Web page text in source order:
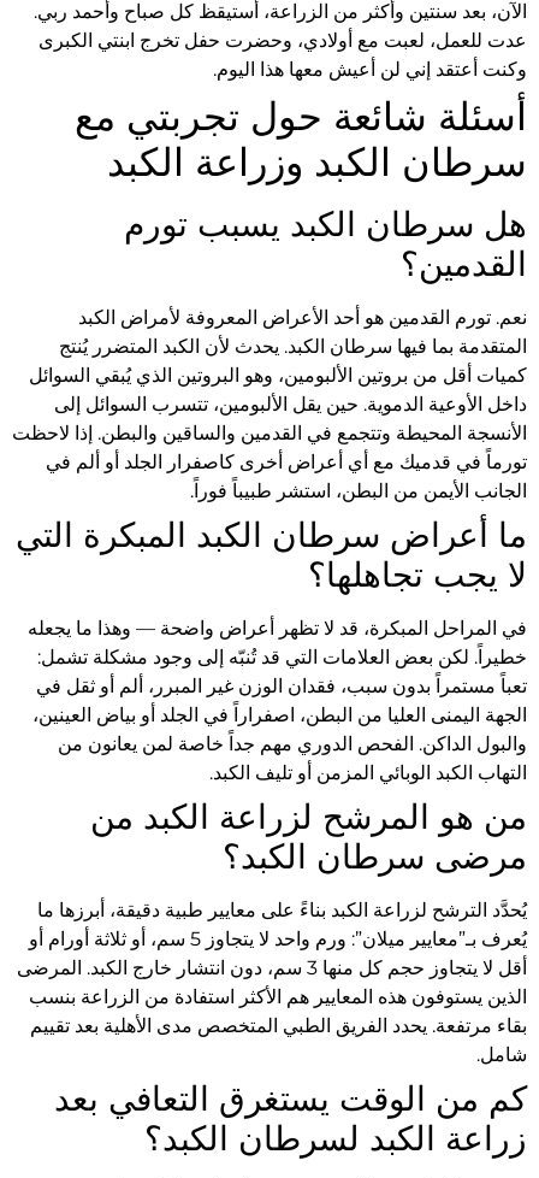
الآن، بعد سنتين وأكثر من الزراعة، أستيقظ كل صباح وأحمد ربي.
عدت للعمل، لعبت مع أولادي، وحضرت حفل تخرج ابنتي الكبرى
وكنت أعتقد إني لن أعيش معها هذا اليوم.
أسئلة شائعة حول تجربتي مع
سرطان الكبد وزراعة الكبد
هل سرطان الكبد يسبب تورم
القدمين؟
نعم. تورم القدمين هو أحد الأعراض المعروفة لأمراض الكبد
المتقدمة بما فيها سرطان الكبد. يحدث لأن الكبد المتضرر يُنتج
كميات أقل من بروتين الألبومين، وهو البروتين الذي يُبقي السوائل
داخل الأوعية الدموية. حين يقل الألبومين، تتسرب السوائل إلى
الأنسجة المحيطة وتتجمع في القدمين والساقين والبطن. إذا لاحظت
تورماً في قدميك مع أي أعراض أخرى كاصفرار الجلد أو ألم في
الجانب الأيمن من البطن، استشر طبيباً فوراً.
ما أعراض سرطان الكبد المبكرة التي
لا يجب تجاهلها؟
في المراحل المبكرة، قد لا تظهر أعراض واضحة — وهذا ما يجعله
خطيراً. لكن بعض العلامات التي قد تُنبّه إلى وجود مشكلة تشمل:
تعباً مستمراً بدون سبب، فقدان الوزن غير المبرر، ألم أو ثقل في
الجهة اليمنى العليا من البطن، اصفراراً في الجلد أو بياض العينين،
والبول الداكن. الفحص الدوري مهم جداً خاصة لمن يعانون من
التهاب الكبد الوبائي المزمن أو تليف الكبد.
من هو المرشح لزراعة الكبد من
مرضى سرطان الكبد؟
يُحدَّد الترشح لزراعة الكبد بناءً على معايير طبية دقيقة، أبرزها ما
يُعرف بـ”معايير ميلان”: ورم واحد لا يتجاوز 5 سم، أو ثلاثة أورام أو
أقل لا يتجاوز حجم كل منها 3 سم، دون انتشار خارج الكبد. المرضى
الذين يستوفون هذه المعايير هم الأكثر استفادة من الزراعة بنسب
بقاء مرتفعة. يحدد الفريق الطبي المتخصص مدى الأهلية بعد تقييم
شامل.
كم من الوقت يستغرق التعافي بعد
زراعة الكبد لسرطان الكبد؟